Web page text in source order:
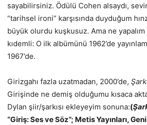
sayabilirsiniz. Ödülü Cohen alsaydı,
“tarihsel ironi” karşısında duyduğum
büyük olurdu kuşkusuz. Ama ne
kıdemli: O ilk albümünü 1962’de
1967’de.
Girizgahı fazla uzatmadan, 2000’de,
Girişinde ne demiş olduğumu kısaca
Dylan şiir/şarkısı ekleyeyim sonuna:(
“Giriş: Ses ve Söz”; Metis Yayınları,